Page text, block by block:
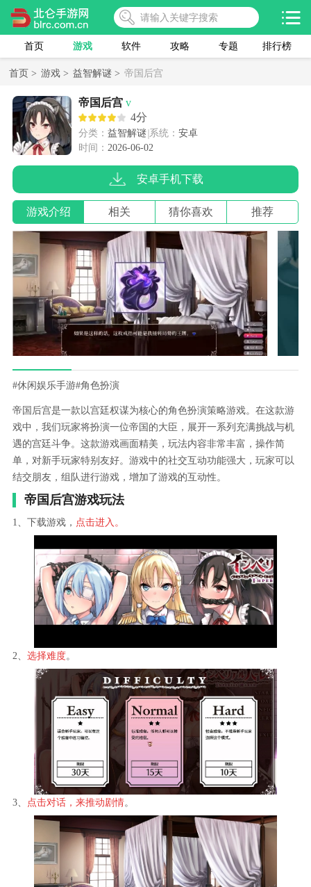
首页 游戏 软件 攻略 专题 排行榜
首页 > 游戏 > 益智解谜 > 帝国后宫
帝国后宫 v
4分
分类： 益智解谜 系统： 安卓
时间： 2026-06-02
安卓手机下载
游戏介绍 相关 猜你喜欢 推荐
#休闲娱乐手游#角色扮演
帝国后宫是一款以宫廷权谋为核心的角色扮演策略游戏。在这款游
戏中，我们玩家将扮演一位帝国的大臣，展开一系列充满挑战与机
遇的宫廷斗争。这款游戏画面精美，玩法内容非常丰富，操作简
单，对新手玩家特别友好。游戏中的社交互动功能强大，玩家可以
结交朋友，组队进行游戏，增加了游戏的互动性。
帝国后宫游戏玩法
1、下载游戏， 点击进入。
2、 选择难度。
3、 点击对话，来推动剧情。